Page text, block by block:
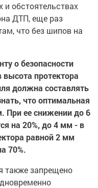
обстоятельствах
ДТП, еще раз
что без шипов на
о безопасности
высота протектора
должна составлять
что оптимальная
При ее снижении до 6
на 20%, до 4 мм - в
равной 2 мм
70%.
также запрещено